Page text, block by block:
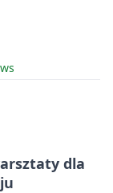
dla